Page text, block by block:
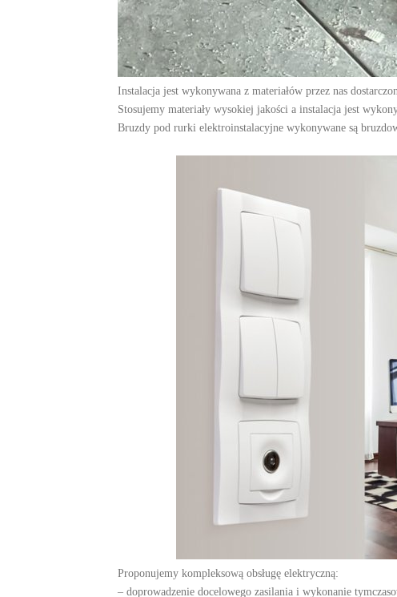
Instalacja jest wykonywana z materiałów przez nas
Stosujemy materiały wysokiej jakości a instalacja jest
Bruzdy pod rurki elektroinstalacyjne wykonywane są
Proponujemy kompleksową obsługę elektryczną:
– doprowadzenie docelowego zasilania i wykonanie